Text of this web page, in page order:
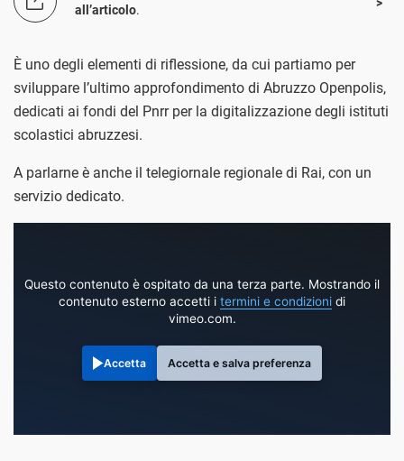
all’articolo.
È uno degli elementi di riflessione, da cui partiamo per
sviluppare l’ultimo approfondimento di Abruzzo Openpolis,
dedicati ai fondi del Pnrr per la digitalizzazione degli istituti
scolastici abruzzesi.
A parlarne è anche il telegiornale regionale di Rai, con un
servizio dedicato.
Questo contenuto è ospitato da una terza parte. Mostrando il
contenuto esterno accetti i termini e condizioni di
vimeo.com.
Accetta Accetta e salva preferenza